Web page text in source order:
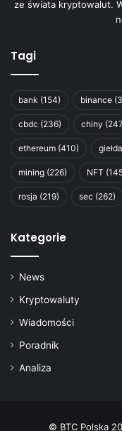
ze świata kryptowalut.
Tagi
bank (154) binance
cbdc (236) chiny
ethereum (410) giełda
mining (226) NFT
rosja (219) sec (262)
Kategorie
News
Kryptowaluty
Wiadomości
Poradnik
Analiza
© BTC Polska